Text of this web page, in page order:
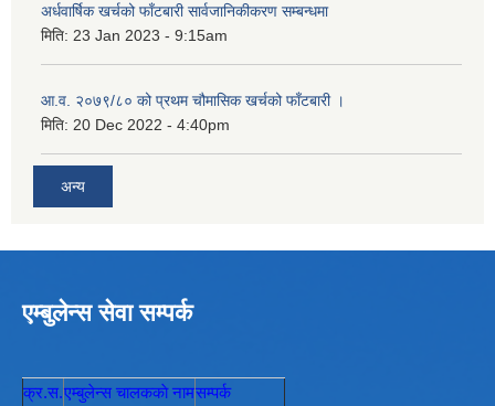
अर्धवार्षिक खर्चको फाँटबारी सार्वजानिकीकरण सम्बन्धमा
मिति: 23 Jan 2023 - 9:15am
आ.व. २०७९/८० को प्रथम चौमासिक खर्चको फाँटबारी ।
मिति: 20 Dec 2022 - 4:40pm
अन्य
एम्बुलेन्स सेवा सम्पर्क
क्र.स.एम्बुलेन्स चालककाे नामसम्पर्क